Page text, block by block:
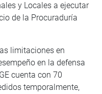
y Locales a ejecutar
de la Procuraduría
limitaciones en
en la defensa
cuenta con 70
temporalmente,